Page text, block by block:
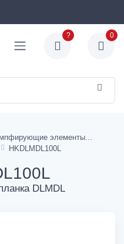
? 0
элементы
HKDLMDL100L
DLMDL